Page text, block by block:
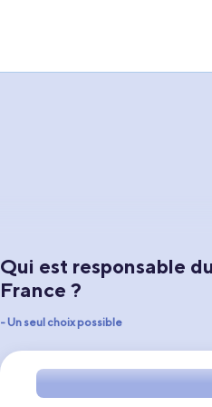
Qui est responsable
France ?
- Un seul choix possible